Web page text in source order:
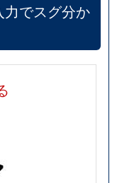
でスグ分か